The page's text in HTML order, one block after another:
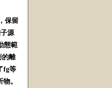
保留
源
態範
的離
fg等
。